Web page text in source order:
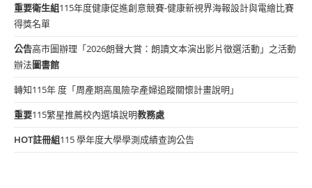
重要衛生組115年度健康促進創意競賽-健康新視界海報設計與電繪比賽
得獎名單
公告高市圖辦理「2026朗聲大賞：朗讀文本演出影片徵選活動」之活動
辦法圖書館
轉知115年 度「周產期高風險孕產婦追蹤關懷計畫說明」
重要115繁星推薦校內選填說明教務處
HOT註冊組115 學年度大學學測成績查詢公告